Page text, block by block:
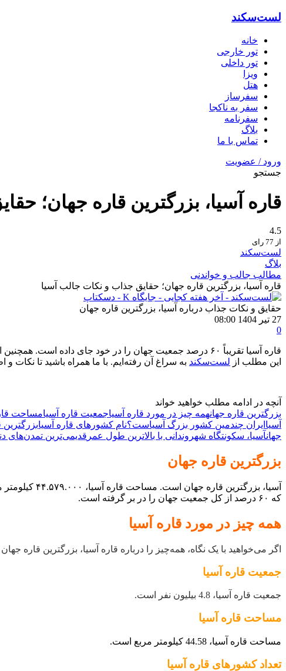
لست‌سکند
خانه
تور خارجی
تور داخلی
ویزا
هتل‌
سفرساز
سفر به ناکجا
سفرنامه
بلاگ
تماس با ما
ورود / عضویت
جستجو
قاره آسیا، بزرگترین قاره جهان؛
4.5
از 77 رای
لست‌سکند
بلاگ
مطالب جالب و خواندنی
قاره آسیا، بزرگترین قاره جهان؛ حقایق جذاب و نکات جالب آسیا
حقایق و نکات جذاب درباره آسیا، بزرگترین قاره جهان
27 تیر 1404 08:00
0
قاره آسیا تقریباً ۶۰ درصد جمعیت جهان را در خود جای داده
این مطلب از لست‌‌سکند به سراغ آن رفته‌ایم. با ما همراه باشید تا نکات و
آنچه در ادامه مطلب خواهید خواند
بزرگترین قاره جهانهمه چیز در مورد قاره آسیاجمعیت قاره آسیامساحت
آسیا ایران چندمین کشور بزرگ آسیاست؟نام کشورهای قاره آسیابزرگترین
جهانآسیا، سکونتگاه شهروندانی با بالاترین طول عمر قدیمی‌ترین تمدن‌های
بزرگترین قاره جهان
که ۶۰ درصد از کل جمعیت جهان را در بر گرفته است.
همه چیز در مورد قاره آسیا
اگر می‌خواهید با یک نگاه، همه‌چیز را درباره قاره آسیا، بزرگترین قاره
جمعیت قاره آسیا
جمعیت قاره آسیا، 4.8 بیلیون نفر است.
مساحت قاره آسیا
مساحت قاره آسیا، 44.58 کیلومتر مربع است.
تعداد کشورهای قاره آسیا